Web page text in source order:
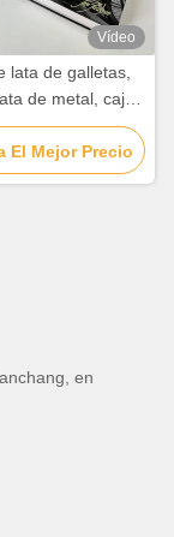
Vídeo
lata de galletas,
de metal, cajas
de chocolate.
El Mejor Precio
en